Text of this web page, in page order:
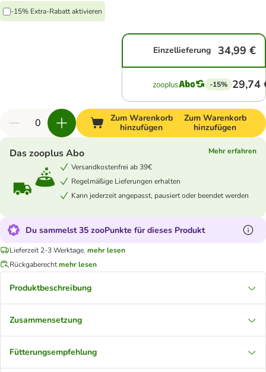
-15% Extra-Rabatt aktivieren
Einzellieferung 34,99 €
-15% 29,74
Zum Warenkorb
hinzufügen
Zum Warenkorb
hinzufügen
Das zooplus Abo
Mehr erfahren
Versandkostenfrei ab 39€
Regelmäßige Lieferungen erhalten
Kann jederzeit angepasst, pausiert oder beendet werden
Du sammelst 35 zooPunkte für dieses Produkt
Lieferzeit 2-3 Werktage. mehr lesen
Rückgaberechtmehr lesen
Produktbeschreibung
Zusammensetzung
Fütterungsempfehlung